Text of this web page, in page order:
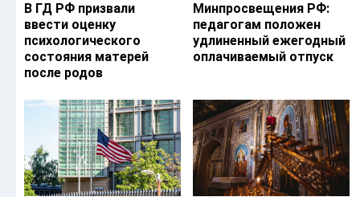
В ГД РФ призвали
ввести оценку
психологического
состояния матерей
после родов
Минпросвещения РФ:
педагогам положен
удлиненный ежегодный
оплачиваемый отпуск